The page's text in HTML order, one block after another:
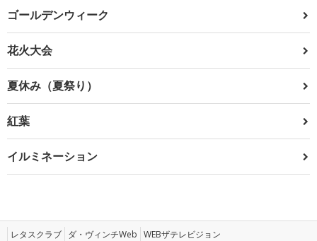
ゴールデンウィーク
花火大会
夏休み（夏祭り）
紅葉
イルミネーション
レタスクラブ ダ・ヴィンチWeb WEBザテレビジョン